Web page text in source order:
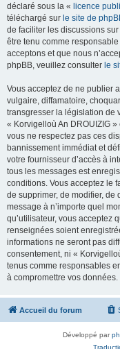
déclaré sous la « licence
téléchargé sur le site de
de faciliter les discussions
être tenu comme
acceptons et que nous
phpBB, veuillez consulter le
Vous acceptez de ne publier
vulgaire, diffamatoire,
transgresser la législation de
« Korvigelloù An DROUIZIG
vous ne respectez pas ces
bannissement immédiat et
votre fournisseur d’accès à
tous les messages est
conditions. Vous acceptez le
de supprimer, de modifier, de
message à n’importe quel
qu’utilisateur, vous acceptez
renseignées soient
informations ne seront pas
consentement, ni «
tenus comme responsables
à compromettre vos données.
Accueil du forum
Développé par